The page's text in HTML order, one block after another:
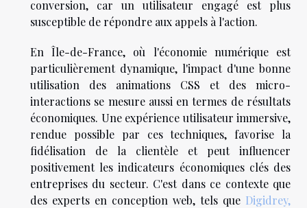
conversion, car un utilisateur engagé est plus
susceptible de répondre aux appels à l'action.
En Île-de-France, où l'économie numérique est
particulièrement dynamique, l'impact d'une bonne
utilisation des animations CSS et des micro-
interactions se mesure aussi en termes de résultats
économiques. Une expérience utilisateur immersive,
rendue possible par ces techniques, favorise la
fidélisation de la clientèle et peut influencer
positivement les indicateurs économiques clés des
entreprises du secteur. C'est dans ce contexte que
des experts en conception web, tels que Digidrey,